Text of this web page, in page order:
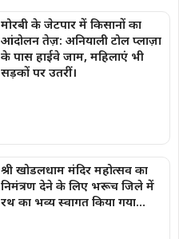
मोरबी के जेटपार में किसानों का
आंदोलन तेज़: अनियाली टोल प्लाज़ा
के पास हाईवे जाम, महिलाएं भी
सड़कों पर उतरीं।
श्री खोडलधाम मंदिर महोत्सव का
निमंत्रण देने के लिए भरूच जिले में
रथ का भव्य स्वागत किया गया…